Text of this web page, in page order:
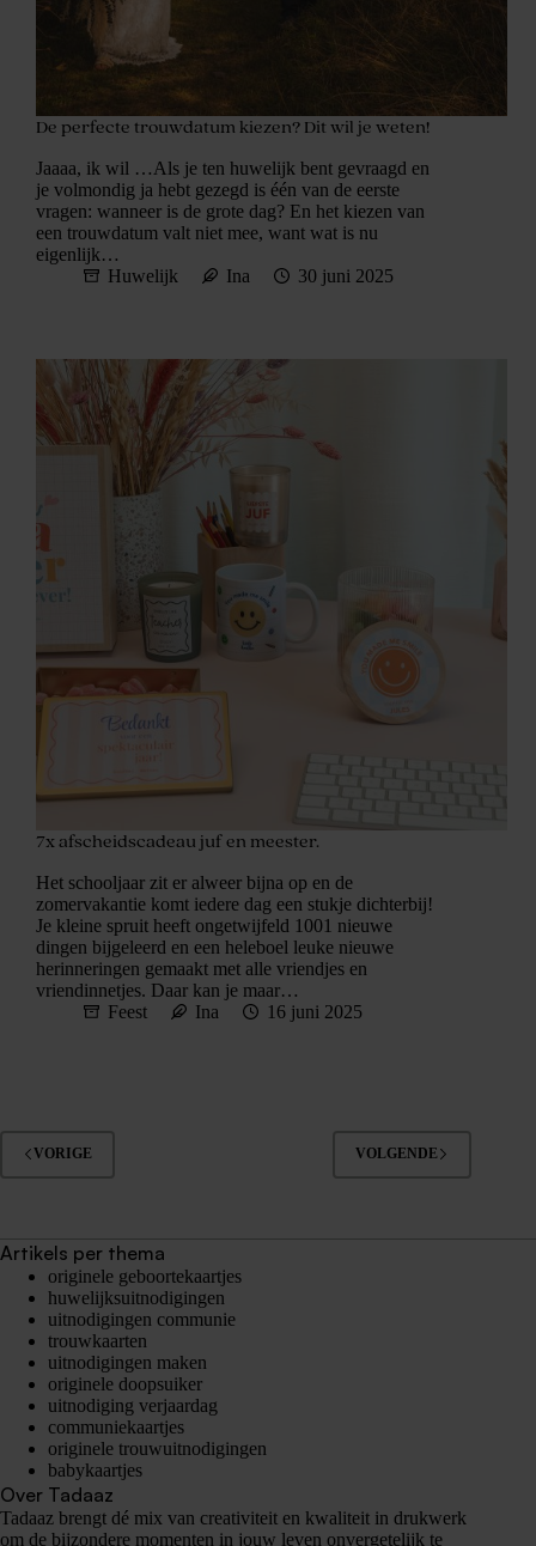
De perfecte trouwdatum kiezen? Dit wil je weten!
Jaaaa, ik wil …Als je ten huwelijk bent gevraagd en
je volmondig ja hebt gezegd is één van de eerste
vragen: wanneer is de grote dag? En het kiezen van
een trouwdatum valt niet mee, want wat is nu
eigenlijk…
Huwelijk
Ina 30 juni 2025
7x afscheidscadeau juf en meester.
Het schooljaar zit er alweer bijna op en de
zomervakantie komt iedere dag een stukje dichterbij!
Je kleine spruit heeft ongetwijfeld 1001 nieuwe
dingen bijgeleerd en een heleboel leuke nieuwe
herinneringen gemaakt met alle vriendjes en
vriendinnetjes. Daar kan je maar…
Feest
Ina 16 juni 2025
VORIGE VOLGENDE
Artikels per thema
originele geboortekaartjes
huwelijksuitnodigingen
uitnodigingen communie
trouwkaarten
uitnodigingen maken
originele doopsuiker
uitnodiging verjaardag
communiekaartjes
originele trouwuitnodigingen
babykaartjes
Over Tadaaz
Tadaaz brengt dé mix van creativiteit en kwaliteit in drukwerk
om de bijzondere momenten in jouw leven onvergetelijk te